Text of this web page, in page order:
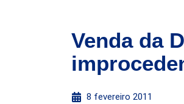
Venda da
8 fevereiro 2011